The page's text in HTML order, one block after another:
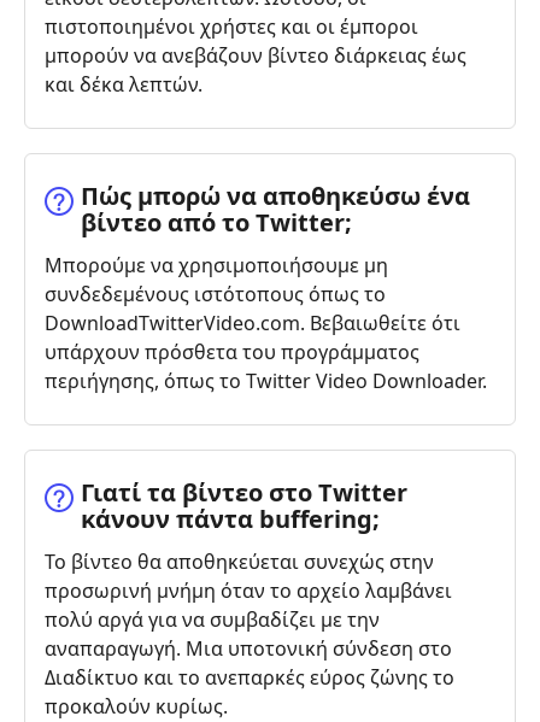
πιστοποιημένοι χρήστες και οι έμποροι
μπορούν να ανεβάζουν βίντεο διάρκειας έως
και δέκα λεπτών.
Πώς μπορώ να αποθηκεύσω ένα
βίντεο από το Twitter;
Μπορούμε να χρησιμοποιήσουμε μη
συνδεδεμένους ιστότοπους όπως το
DownloadTwitterVideo.com. Βεβαιωθείτε ότι
υπάρχουν πρόσθετα του προγράμματος
περιήγησης, όπως το Twitter Video Downloader.
Γιατί τα βίντεο στο Twitter
κάνουν πάντα buffering;
Το βίντεο θα αποθηκεύεται συνεχώς στην
προσωρινή μνήμη όταν το αρχείο λαμβάνει
πολύ αργά για να συμβαδίζει με την
αναπαραγωγή. Μια υποτονική σύνδεση στο
Διαδίκτυο και το ανεπαρκές εύρος ζώνης το
προκαλούν κυρίως.